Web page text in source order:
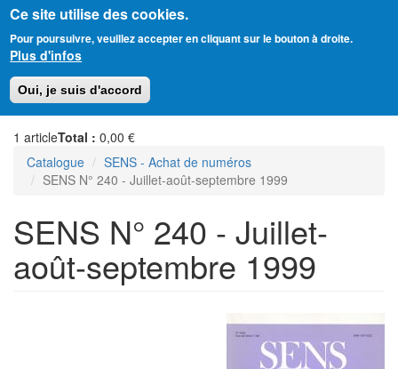
Ce site utilise des cookies.
Pour poursuivre, veuillez accepter en cliquant sur le bouton à droite.
Plus d'infos
Oui, je suis d'accord
au
contenu
principal
Amitié Judéo-Chrétienne de France
1 articleTotal : 0,00 €
Catalogue
SENS - Achat de numéros
SENS N° 240 - Juillet-août-septembre 1999
SENS N° 240 - Juillet-
août-septembre 1999